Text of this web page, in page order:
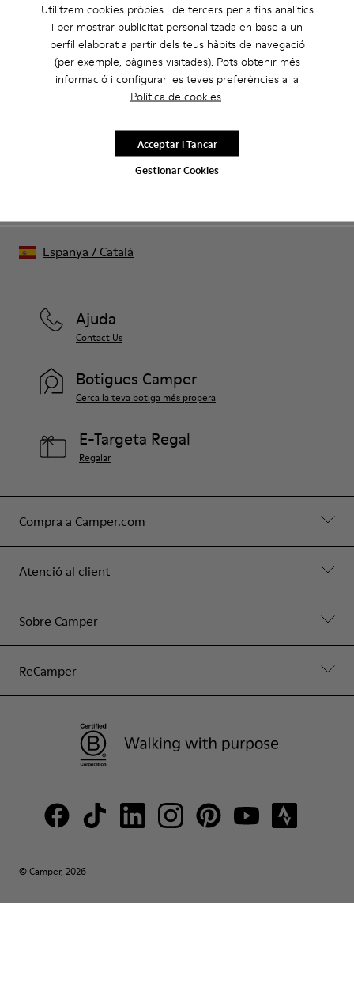
Utilitzem cookies pròpies i de tercers per a fins analítics
i per mostrar publicitat personalitzada en base a un
perfil elaborat a partir dels teus hàbits de navegació
(per exemple, pàgines visitades). Pots obtenir més
informació i configurar les teves preferències a la
Política de cookies.
Gestionar Cookies
Acceptar i Tancar
Rebaixes: Aconsegueix un 10% de
descompte extra
Això mateix. Com a membre de la comunitat podràs gaudir
invitacions a esdeveniments i molt més.
Compra a Camper.com
Atenció al client
Sobre Camper
ReCamper
Ajuda
Contact Us
Botigues Camper
Cerca la teva botiga més propera
E-Targeta Regal
Regalar
© Camper, 2026
Espanya / Català